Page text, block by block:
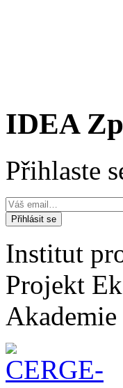
IDEA
Přihlaste
Institut
Projekt